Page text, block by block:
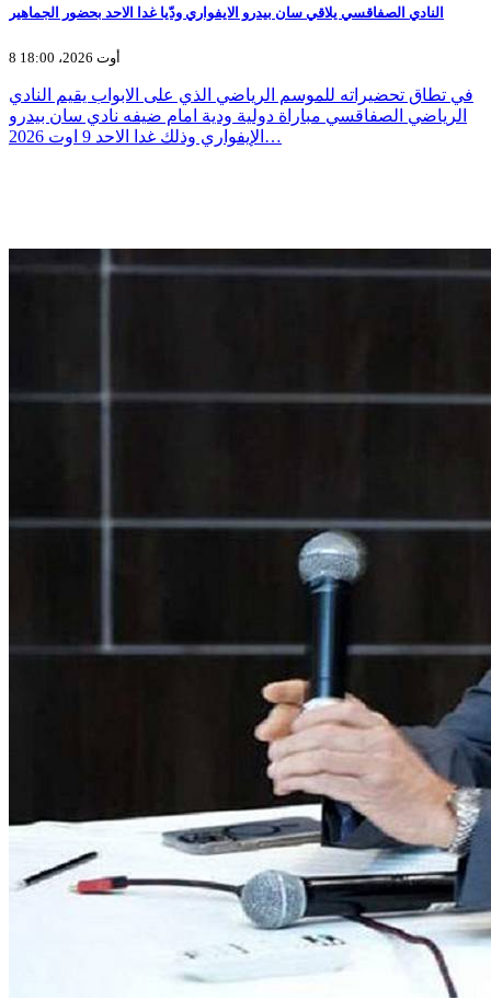
النادي الصفاقسي يلاقي سان بيدرو الايفواري ودّيا غدا الاحد بحضور الجماهير
8 أوت 2026، 18:00
في تطاق تحضيراته للموسم الرياضي الذي على الابواب يقيم النادي
الرياضي الصفاقسي مباراة دولية ودية امام ضيفه نادي سان بيدرو
الإيفواري وذلك غدا الاحد 9 اوت 2026…